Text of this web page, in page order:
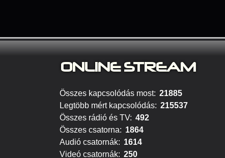
ONLINE STREAM
Összes kapcsolódás most: 21885
Legtöbb mért kapcsolódás: 215537
Összes rádió és TV: 492
Összes csatorna: 1864
Audió csatornák: 1614
Videó csatornák: 250